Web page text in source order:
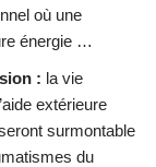
où une
énergie …
: la vie
extérieure
surmontable
du